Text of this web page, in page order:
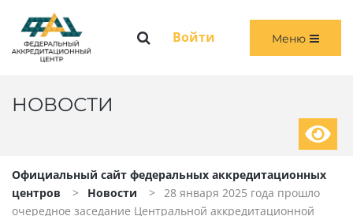
Войти Меню
НОВОСТИ
Официальный сайт федеральных аккредитационных
центров
Новости
28 января 2025 года прошло
очередное заседание Центральной аккредитационной
ГЛАВНАЯ
ОБЩАЯ ИНФОРМАЦИЯ
ПЕРИОДИЧЕСКАЯ АККРЕДИТАЦИЯ